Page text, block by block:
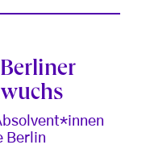
Berlin